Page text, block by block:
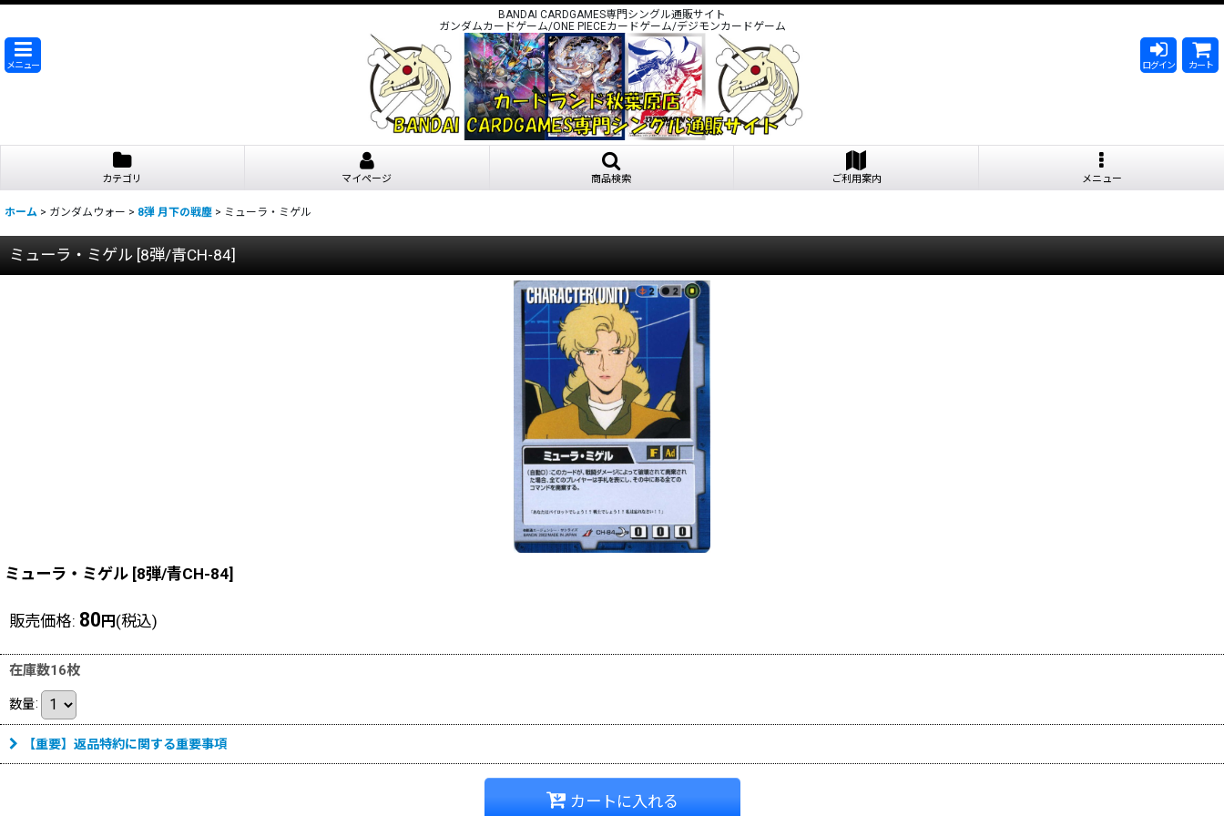
BANDAI CARDGAMES専門シングル通販サイト
ガンダムカードゲーム/ONE PIECEカードゲーム/デジモンカードゲーム
メニュー ログイン カート
カテゴリ マイページ 商品検索 ご利用案内 メニュー
ホーム > ガンダムウォー > 8弾 月下の戦塵 > ミューラ・ミゲル
ミューラ・ミゲル [8弾/青CH-84]
ミューラ・ミゲル [8弾/青CH-84]
販売価格: 80 円 (税込)
在庫数16枚
数量:
【重要】返品特約に関する重要事項
カートに入れる